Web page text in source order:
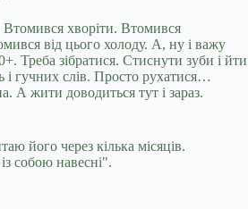
хворіти. Втомився
від цього холоду. А, ну і важу
Треба зібратися. Стиснути зуби і йти
і гучних слів. Просто рухатися…
А жити доводиться тут і зараз.
його через кілька місяців.
собою навесні".